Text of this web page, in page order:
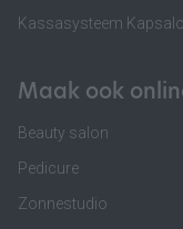
Kassasysteem
Maak ook
Beauty salon
Pedicure
Zonnestudio